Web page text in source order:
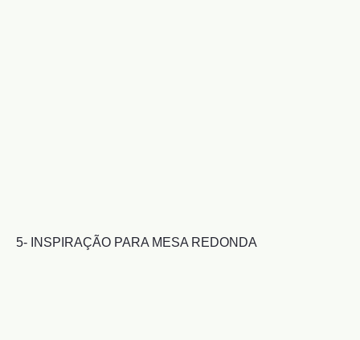
5- INSPIRAÇÃO PARA MESA REDONDA